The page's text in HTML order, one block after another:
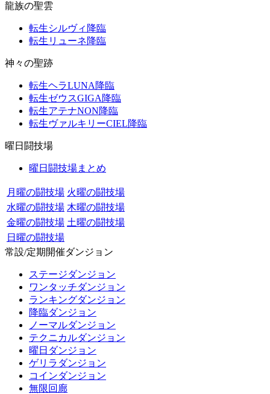
龍族の聖雲
転生シルヴィ降臨
転生リューネ降臨
神々の聖跡
転生ヘラLUNA降臨
転生ゼウスGIGA降臨
転生アテナNON降臨
転生ヴァルキリーCIEL降臨
曜日闘技場
曜日闘技場まとめ
月曜の闘技場 火曜の闘技場
水曜の闘技場 木曜の闘技場
金曜の闘技場 土曜の闘技場
日曜の闘技場
常設/定期開催ダンジョン
ステージダンジョン
ワンタッチダンジョン
ランキングダンジョン
降臨ダンジョン
ノーマルダンジョン
テクニカルダンジョン
曜日ダンジョン
ゲリラダンジョン
コインダンジョン
無限回廊